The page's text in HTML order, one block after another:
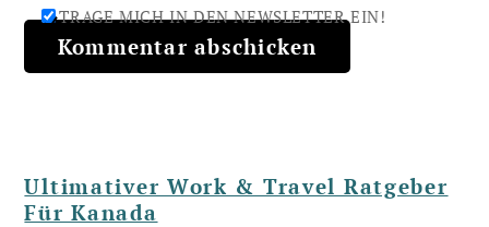
TRAGE MICH IN DEN NEWSLETTER EIN!
Ultimativer Work & Travel Ratgeber
Für Kanada